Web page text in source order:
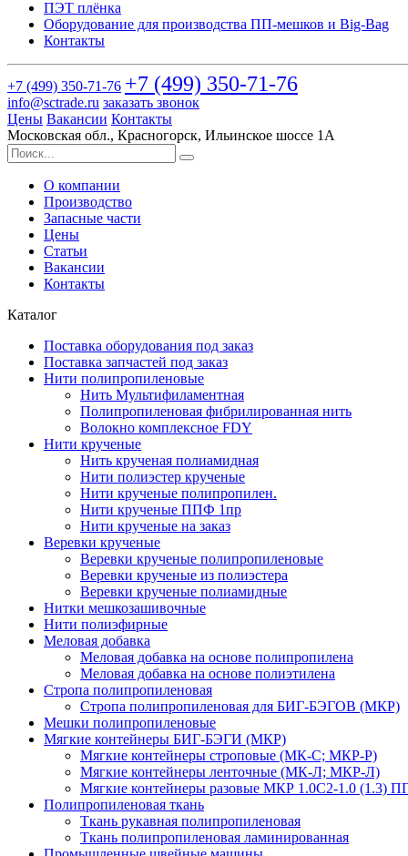
ПЭТ плёнка
Оборудование для производства ПП-мешков и Big-Bag
Контакты
+7 (499) 350-71-76 +7 (499) 350-71-76
info@sctrade.ru заказать звонок
Цены Вакансии Контакты
Московская обл., Красногорск, Ильинское шоссе 1А
О компании
Производство
Запасные части
Цены
Статьи
Вакансии
Контакты
Каталог
Поставка оборудования под заказ
Поставка запчастей под заказ
Нити полипропиленовые
Нить Мультифиламентная
Полипропиленовая фибрилированная нить
Волокно комплексное FDY
Нити крученые
Нить крученая полиамидная
Нити полиэстер крученые
Нити крученые полипропилен.
Нити крученые ППФ 1пр
Нити крученые на заказ
Веревки крученые
Веревки крученые полипропиленовые
Веревки крученые из полиэстера
Веревки крученые полиамидные
Нитки мешкозашивочные
Нити полиэфирные
Меловая добавка
Меловая добавка на основе полипропилена
Меловая добавка на основе полиэтилена
Стропа полипропиленовая
Стропа полипропиленовая для БИГ-БЭГОВ (МКР)
Мешки полипропиленовые
Мягкие контейнеры БИГ-БЭГИ (МКР)
Мягкие контейнеры строповые (МК-С; МКР-Р)
Мягкие контейнеры ленточные (МК-Л; МКР-Л)
Мягкие контейнеры разовые МКР 1.0С2-1.0 (1.3)
Полипропиленовая ткань
Ткань рукавная полипропиленовая
Ткань полипропиленовая ламинированная